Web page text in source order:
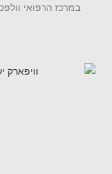
במרכז הרפואי